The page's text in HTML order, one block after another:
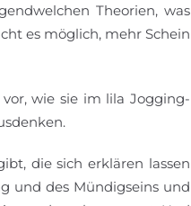
Theorien, was
es möglich, mehr Schein
wie sie im lila Jogging-
die sich erklären lassen
und des Mündigseins und